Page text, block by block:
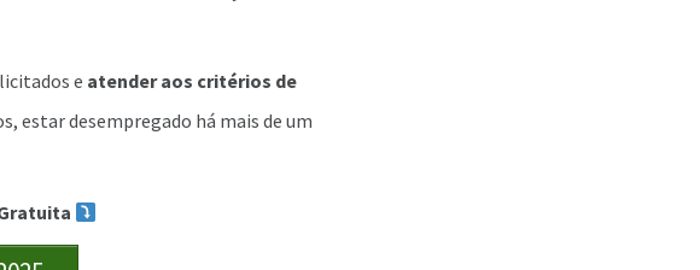
e atender aos critérios de
estar desempregado há mais de um